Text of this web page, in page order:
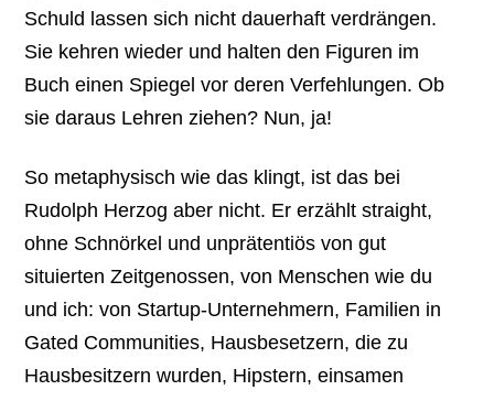
Schuld lassen sich nicht dauerhaft verdrängen.
Sie kehren wieder und halten den Figuren im
Buch einen Spiegel vor deren Verfehlungen. Ob
sie daraus Lehren ziehen? Nun, ja!
So metaphysisch wie das klingt, ist das bei
Rudolph Herzog aber nicht. Er erzählt straight,
ohne Schnörkel und unprätentiös von gut
situierten Zeitgenossen, von Menschen wie du
und ich: von Startup-Unternehmern, Familien in
Gated Communities, Hausbesetzern, die zu
Hausbesitzern wurden, Hipstern, einsamen